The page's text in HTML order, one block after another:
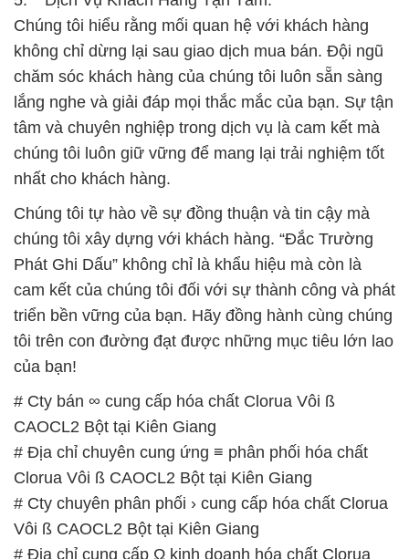
tâm và chuyên nghiệp trong dịch vụ là cam kết mà
chúng tôi luôn giữ vững để mang lại trải nghiệm tốt
nhất cho khách hàng.
Chúng tôi tự hào về sự đồng thuận và tin cậy mà
chúng tôi xây dựng với khách hàng. “Đắc Trường
Phát Ghi Dấu” không chỉ là khẩu hiệu mà còn là
cam kết của chúng tôi đối với sự thành công và phát
triển bền vững của bạn. Hãy đồng hành cùng chúng
tôi trên con đường đạt được những mục tiêu lớn lao
của bạn!
# Cty bán ∞ cung cấp hóa chất Clorua Vôi ß
CAOCL2 Bột tại Kiên Giang
# Địa chỉ chuyên cung ứng ≡ phân phối hóa chất
Clorua Vôi ß CAOCL2 Bột tại Kiên Giang
# Cty chuyên phân phối › cung cấp hóa chất Clorua
Vôi ß CAOCL2 Bột tại Kiên Giang
# Địa chỉ cung cấp Ω kinh doanh hóa chất Clorua
Vôi ß CAOCL2 Bột tại Kiên Giang
# Địa chỉ chuyên cung cấp × cung ứng hóa chất
Clorua Vôi ß CAOCL2 Bột tại Kiên Giang
# Công ty chuyên phân phối φ thương mại hóa chất